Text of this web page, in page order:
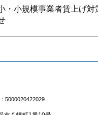
・小規模事業者賃上げ対
5000020422029